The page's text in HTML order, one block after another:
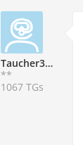
Taucher336053
**
1067 TGs